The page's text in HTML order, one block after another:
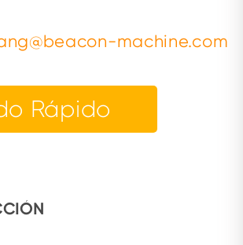
machine.com
Rápido